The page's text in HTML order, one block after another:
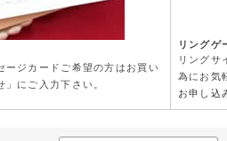
ージカードご希望の方はお買い
にご入力下さい。
リングゲ
リングサ
為にお気
お申し込